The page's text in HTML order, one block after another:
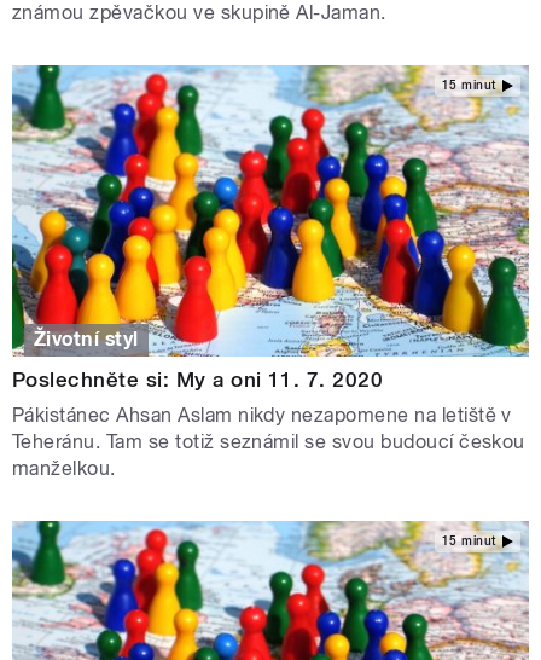
známou zpěvačkou ve skupině Al-Jaman.
15 minut
Životní styl
Poslechněte si: My a oni 11. 7. 2020
Pákistánec Ahsan Aslam nikdy nezapomene na letiště v
Teheránu. Tam se totiž seznámil se svou budoucí českou
manželkou.
15 minut